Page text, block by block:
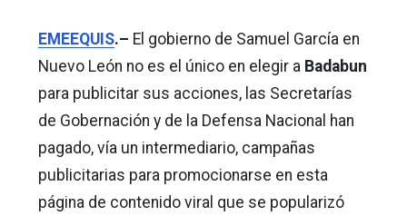
EMEEQUIS.– El gobierno de Samuel García en
Nuevo León no es el único en elegir a Badabun
para publicitar sus acciones, las Secretarías
de Gobernación y de la Defensa Nacional han
pagado, vía un intermediario, campañas
publicitarias para promocionarse en esta
página de contenido viral que se popularizó